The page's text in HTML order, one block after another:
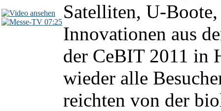
07:25 Satelliten, U-
Innovationen aus
der CeBIT 2011 in
wieder alle
reichten von der